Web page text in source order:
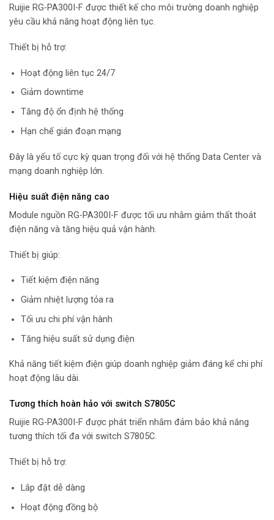
Ruijie RG-PA300I-F được thiết kế cho môi trường doanh nghiệp
yêu cầu khả năng hoạt động liên tục.
Thiết bị hỗ trợ:
Hoạt động liên tục 24/7
Giảm downtime
Tăng độ ổn định hệ thống
Hạn chế gián đoạn mạng
Đây là yếu tố cực kỳ quan trọng đối với hệ thống Data Center và
mạng doanh nghiệp lớn.
Hiệu suất điện năng cao
Module nguồn RG-PA300I-F được tối ưu nhằm giảm thất thoát
điện năng và tăng hiệu quả vận hành.
Thiết bị giúp:
Tiết kiệm điện năng
Giảm nhiệt lượng tỏa ra
Tối ưu chi phí vận hành
Tăng hiệu suất sử dụng điện
Khả năng tiết kiệm điện giúp doanh nghiệp giảm đáng kể chi phí
hoạt động lâu dài.
Tương thích hoàn hảo với switch S7805C
Ruijie RG-PA300I-F được phát triển nhằm đảm bảo khả năng
tương thích tối đa với switch S7805C.
Thiết bị hỗ trợ:
Lắp đặt dễ dàng
Hoạt động đồng bộ